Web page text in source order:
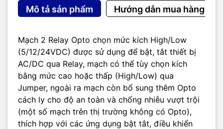
Mô tả sản phẩm Hướng dẫn mua hàng
Mạch 2 Relay Opto chọn mức kích High/Low
(5/12/24VDC) được sử dụng để bật, tắt thiết bị
AC/DC qua Relay, mạch có thể tùy chọn kích
bằng mức cao hoặc thấp (High/Low) qua
Jumper, ngoài ra mạch còn bổ sung thêm Opto
cách ly cho độ an toàn và chống nhiễu vượt trội
(một số mạch trên thị trường không có Opto),
thích hợp với các ứng dụng bật tắt, điều khiển